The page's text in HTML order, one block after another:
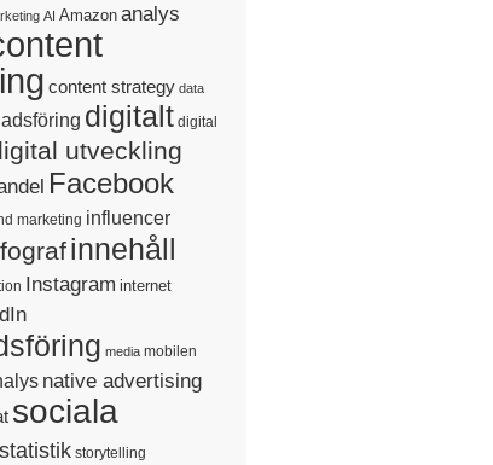
AI Amazon analys
content strategy data
digitalt digital
utveckling
Facebook
marketing influencer
innehåll
Instagram internet
media mobilen
native advertising
sociala
statistik storytelling